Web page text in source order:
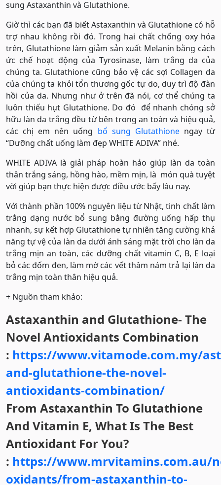
sung Astaxanthin và Glutathione.
Giờ thì các bạn đã biết Astaxanthin và Glutathione có hỗ
trợ nhau không rồi đó. Trong hai chất chống oxy hóa
trên, Glutathione làm giảm sản xuất Melanin bằng cách
ức chế hoạt động của Tyrosinase, làm trắng da của
chúng ta. Glutathione cũng bảo vệ các sợi Collagen da
của chúng ta khỏi tổn thương gốc tự do, duy trì độ đàn
hồi của da. Nhưng như ở trên đã nói, cơ thể chúng ta
luôn thiếu hụt Glutathione. Do đó để nhanh chóng sở
hữu làn da trắng đều từ bên trong an toàn và hiệu quả,
các chị em nên uống bổ sung Glutathionengay từ
“Dưỡng chất uống làm đẹp WHITE ADIVA” nhé.
WHITE ADIVA là giải pháp hoàn hảo giúp làn da toàn
thân trắng sáng, hồng hào, mềm mịn, là món quà tuyệt
vời giúp bạn thực hiện được điều ước bấy lâu nay.
Với thành phần 100% nguyên liệu từ Nhật, tinh chất làm
trắng dạng nước bổ sung bằng đường uống hấp thụ
nhanh, sự kết hợp Glutathione tự nhiên tăng cường khả
năng tự vệ của làn da dưới ánh sáng mặt trời cho làn da
trắng mịn an toàn, các dưỡng chất vitamin C, B, E loại
bỏ các đốm đen, làm mờ các vết thâm nám trả lại làn da
trắng mịn toàn thân hiệu quả.
+ Nguồn tham khảo:
Astaxanthin and Glutathione- The
Novel Antioxidants Combination
: https://www.vitamode.com.my/
and-glutathione-the-novel-
antioxidants-combination/
From Astaxanthin To Glutathione
And Vitamin E, What Is The Best
Antioxidant For You?
: https://www.mrvitamins.com.au/
oxidants/from-astaxanthin-to-